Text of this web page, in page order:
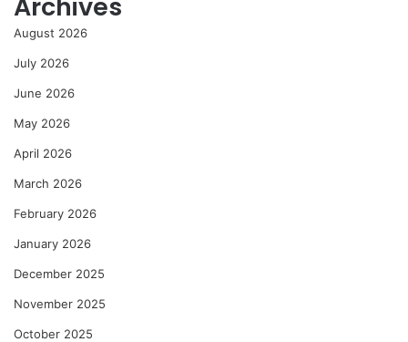
August 2026
July 2026
June 2026
May 2026
April 2026
March 2026
February 2026
January 2026
December 2025
November 2025
October 2025